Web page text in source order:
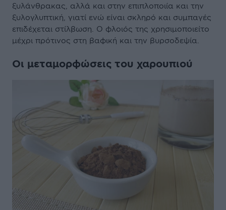
ξυλάνθρακας, αλλά και στην επιπλοποιία και την
ξυλογλυπτική, γιατί ενώ είναι σκληρό και συμπαγές
επιδέχεται στίλβωση. Ο φλοιός της χρησιμοποιείτο
μέχρι πρότινος στη βαφική και την βυρσοδεψία.
Οι μεταμορφώσεις του χαρουπιού